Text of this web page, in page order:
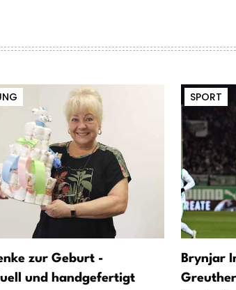
zur Geburt -
und handgefertigt
SPORT
Brynjar